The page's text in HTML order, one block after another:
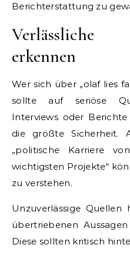
Berichterstattung zu
Verlässliche
erkennen
Wer sich über „olaf lies
sollte auf seriöse
Interviews oder
die größte Sicherheit.
„politische Karriere
wichtigsten Projekte“
zu verstehen.
Unzuverlässige
übertriebenen
Diese sollten kritisch